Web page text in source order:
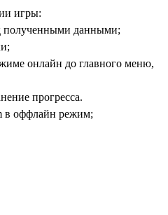
игры:
полученными данными;
онлайн до главного меню,
прогресса.
в оффлайн режим;